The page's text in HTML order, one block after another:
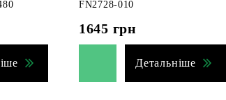
FN2728-010
1645 грн
Детальніше